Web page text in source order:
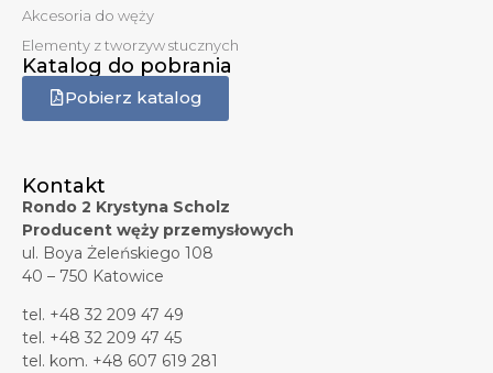
Akcesoria do węży
Elementy z tworzyw stucznych
Katalog do pobrania
Pobierz katalog
Kontakt
Rondo 2 Krystyna Scholz
Producent węży przemysłowych
ul. Boya Żeleńskiego 108
40 – 750 Katowice
tel. +48 32 209 47 49
tel. +48 32 209 47 45
tel. kom. +48 607 619 281